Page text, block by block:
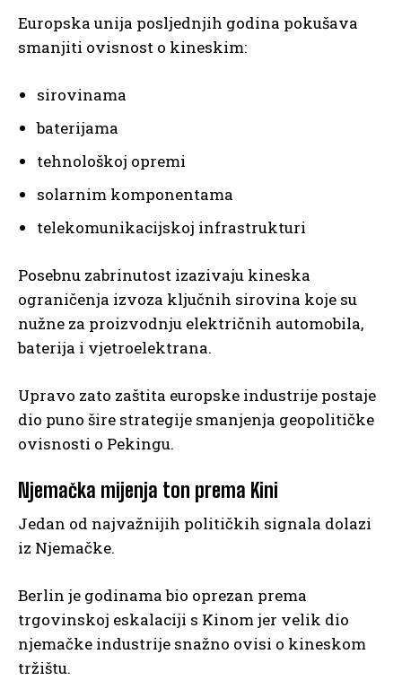
Europska unija posljednjih godina pokušava
smanjiti ovisnost o kineskim:
sirovinama
baterijama
tehnološkoj opremi
solarnim komponentama
telekomunikacijskoj infrastrukturi
Posebnu zabrinutost izazivaju kineska
ograničenja izvoza ključnih sirovina koje su
nužne za proizvodnju električnih automobila,
baterija i vjetroelektrana.
Upravo zato zaštita europske industrije postaje
dio puno šire strategije smanjenja geopolitičke
ovisnosti o Pekingu.
Njemačka mijenja ton prema Kini
Jedan od najvažnijih političkih signala dolazi
iz Njemačke.
Berlin je godinama bio oprezan prema
trgovinskoj eskalaciji s Kinom jer velik dio
njemačke industrije snažno ovisi o kineskom
tržištu.